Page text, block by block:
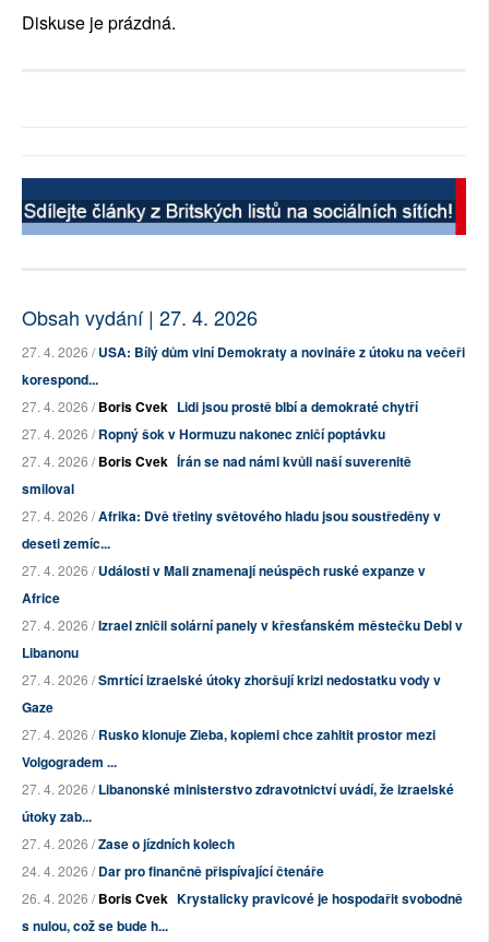
Diskuse je prázdná.
Obsah vydání | 27. 4. 2026
27. 4. 2026 /USA: Bílý dům viní Demokraty a novináře z útoku na večeři
korespond...
27. 4. 2026 /Boris Cvek Lidi jsou prostě blbí a demokraté chytří
27. 4. 2026 /Ropný šok v Hormuzu nakonec zničí poptávku
27. 4. 2026 /Boris Cvek Írán se nad námi kvůli naší suverenitě
smiloval
27. 4. 2026 /Afrika: Dvě třetiny světového hladu jsou soustředěny v
deseti zemíc...
27. 4. 2026 /Události v Mali znamenají neúspěch ruské expanze v
Africe
27. 4. 2026 /Izrael zničil solární panely v křesťanském městečku Debl v
Libanonu
27. 4. 2026 /Smrtící izraelské útoky zhoršují krizi nedostatku vody v
Gaze
27. 4. 2026 /Rusko klonuje Zieba, kopiemi chce zahltit prostor mezi
Volgogradem ...
27. 4. 2026 /Libanonské ministerstvo zdravotnictví uvádí, že izraelské
útoky zab...
27. 4. 2026 /Zase o jízdních kolech
24. 4. 2026 /Dar pro finančně přispívající čtenáře
26. 4. 2026 /Boris Cvek Krystalicky pravicové je hospodařit svobodně
s nulou, což se bude h...